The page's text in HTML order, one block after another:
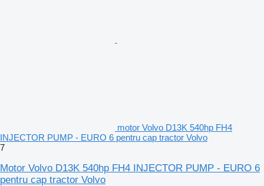
motor Volvo D13K 540hp FH4
INJECTOR PUMP - EURO 6 pentru cap tractor Volvo
7
Motor Volvo D13K 540hp FH4 INJECTOR PUMP - EURO 6
pentru cap tractor Volvo